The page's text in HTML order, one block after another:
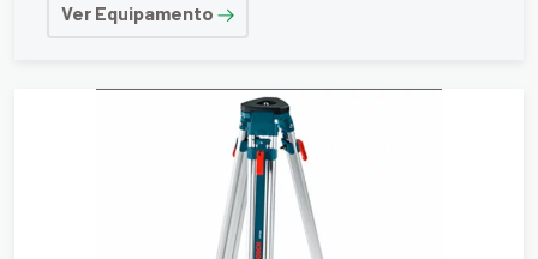
Ver Equipamento